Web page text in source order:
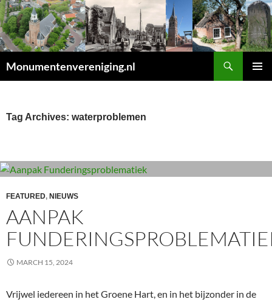
Monumentenvereniging.nl
Tag Archives: waterproblemen
FEATURED, NIEUWS
AANPAK
MARCH 15, 2024
Vrijwel iedereen in het Groene Hart, en in het bijzonder in de